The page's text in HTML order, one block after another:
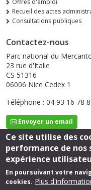
Offres d'emploi
Recueil des actes
Consultations publiques
Contactez-nous
Parc national du
23 rue d'Italie
CS 51316
06006 Nice Cedex 1
Téléphone : 04 93 16 78
Envoyer un email
Suivez-nous
Ce site utilise des
performance de
expérience
En poursuivant votre
cookies. Plus